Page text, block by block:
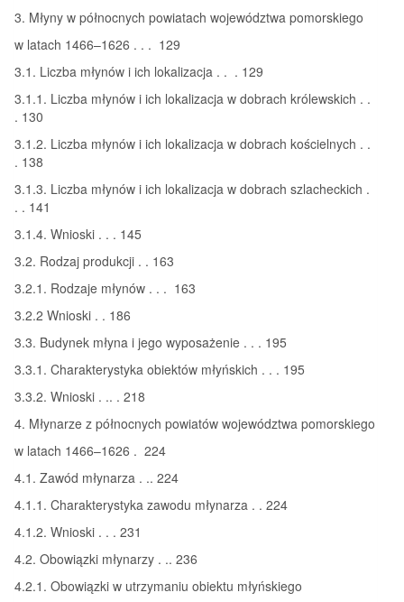
3. Młyny w północnych powiatach województwa pomorskiego
w latach 1466–1626 . . . 129
3.1. Liczba młynów i ich lokalizacja . . . 129
3.1.1. Liczba młynów i ich lokalizacja w dobrach królewskich . .
. 130
3.1.2. Liczba młynów i ich lokalizacja w dobrach kościelnych . .
. 138
3.1.3. Liczba młynów i ich lokalizacja w dobrach szlacheckich .
. . 141
3.1.4. Wnioski . . . 145
3.2. Rodzaj produkcji . . 163
3.2.1. Rodzaje młynów . . . 163
3.2.2 Wnioski . . 186
3.3. Budynek młyna i jego wyposażenie . . . 195
3.3.1. Charakterystyka obiektów młyńskich . . . 195
3.3.2. Wnioski . .. . 218
4. Młynarze z północnych powiatów województwa pomorskiego
w latach 1466–1626 . 224
4.1. Zawód młynarza . .. 224
4.1.1. Charakterystyka zawodu młynarza . . 224
4.1.2. Wnioski . . . 231
4.2. Obowiązki młynarzy . .. 236
4.2.1. Obowiązki w utrzymaniu obiektu młyńskiego